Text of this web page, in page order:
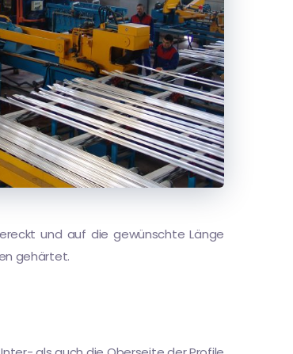
und auf die gewünschte Länge
gehärtet.